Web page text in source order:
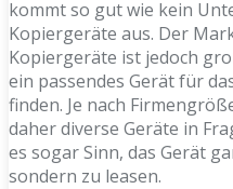
kommt so gut wie kein
Kopiergeräte aus. Der
Kopiergeräte ist jedoch
ein passendes Gerät für
finden. Je nach
daher diverse Geräte in
es sogar Sinn, das Gerät
sondern zu leasen.